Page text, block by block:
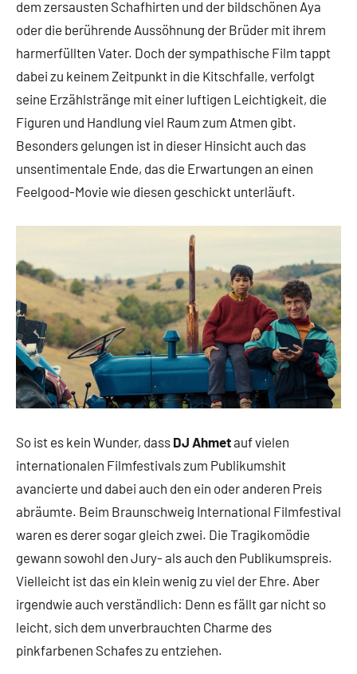
dem zersausten Schafhirten und der bildschönen Aya
oder die berührende Aussöhnung der Brüder mit ihrem
harmerfüllten Vater. Doch der sympathische Film tappt
dabei zu keinem Zeitpunkt in die Kitschfalle, verfolgt
seine Erzählstränge mit einer luftigen Leichtigkeit, die
Figuren und Handlung viel Raum zum Atmen gibt.
Besonders gelungen ist in dieser Hinsicht auch das
unsentimentale Ende, das die Erwartungen an einen
Feelgood-Movie wie diesen geschickt unterläuft.
So ist es kein Wunder, dass DJ Ahmetauf vielen
internationalen Filmfestivals zum Publikumshit
avancierte und dabei auch den ein oder anderen Preis
abräumte. Beim Braunschweig International Filmfestival
waren es derer sogar gleich zwei. Die Tragikomödie
gewann sowohl den Jury- als auch den Publikumspreis.
Vielleicht ist das ein klein wenig zu viel der Ehre. Aber
irgendwie auch verständlich: Denn es fällt gar nicht so
leicht, sich dem unverbrauchten Charme des
pinkfarbenen Schafes zu entziehen.